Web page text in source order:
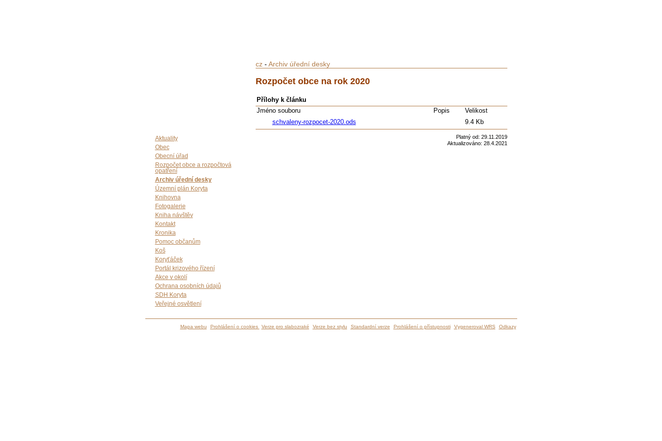
Aktuality
Obec
Obecní úřad
Rozpočet obce a rozpočtová
opatření
Archiv úřední desky
Územní plán Koryta
Knihovna
Fotogalerie
Kniha návštěv
Kontakt
Kronika
Pomoc občanům
Koš
Koryťáček
Portál krizového řízení
Akce v okolí
Ochrana osobních údajů
SDH Koryta
Veřejné osvětlení
cz- Archiv úřední desky
Rozpočet obce na rok 2020
Přílohy k článku
Jméno souboru
Popis
Velikost
schvaleny-rozpocet-2020.ods
9.4 Kb
Platný od: 29.11.2019
Aktualizováno: 28.4.2021
Mapa webu Prohlášení o cookies Verze pro slabozraké Verze bez stylu Standardní verze Prohlášení o přístupnosti Vygeneroval WRS Odkazy